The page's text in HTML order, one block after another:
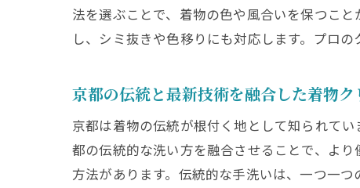
着物の素
素材
素材
着物
染料
素材
法を選ぶことで、着物の色や風合いを保つこ
し、シミ抜きや色移りにも対応します。プロ
京都の伝統と最新技術を融合した着物
京都は着物の伝統が根付く地として知られて
都の伝統的な洗い方を融合させることで、よ
方法があります。伝統的な手洗いは、一つ一